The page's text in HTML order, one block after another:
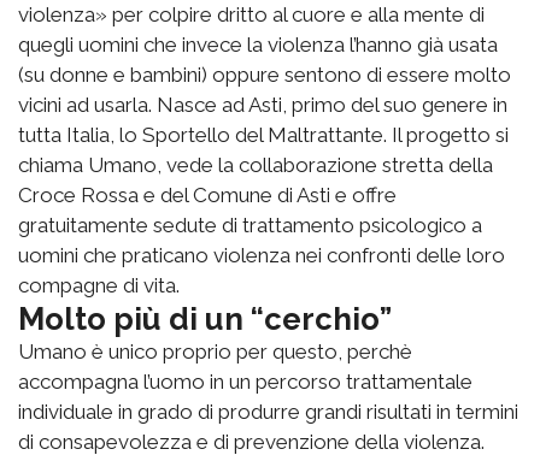
violenza» per colpire dritto al cuore e alla mente di
quegli uomini che invece la violenza l’hanno già usata
(su donne e bambini) oppure sentono di essere molto
vicini ad usarla. Nasce ad Asti, primo del suo genere in
tutta Italia, lo Sportello del Maltrattante. Il progetto si
chiama Umano, vede la collaborazione stretta della
Croce Rossa e del Comune di Asti e offre
gratuitamente sedute di trattamento psicologico a
uomini che praticano violenza nei confronti delle loro
compagne di vita.
Molto più di un “cerchio”
Umano è unico proprio per questo, perchè
accompagna l’uomo in un percorso trattamentale
individuale in grado di produrre grandi risultati in termini
di consapevolezza e di prevenzione della violenza.